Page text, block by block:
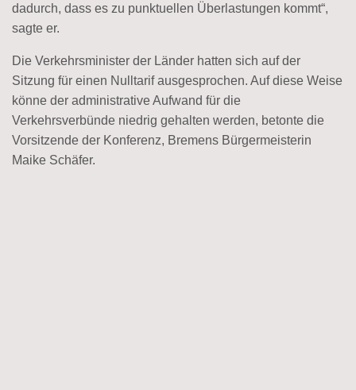
dadurch, dass es zu punktuellen Überlastungen kommt“,
sagte er.
Die Verkehrsminister der Länder hatten sich auf der
Sitzung für einen Nulltarif ausgesprochen. Auf diese Weise
könne der administrative Aufwand für die
Verkehrsverbünde niedrig gehalten werden, betonte die
Vorsitzende der Konferenz, Bremens Bürgermeisterin
Maike Schäfer.